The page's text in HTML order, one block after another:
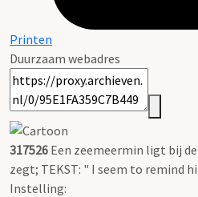
Printen
Duurzaam webadres
317526 Een zeemeermin ligt bij
zegt; TEKST: " I seem to remind
Instelling: